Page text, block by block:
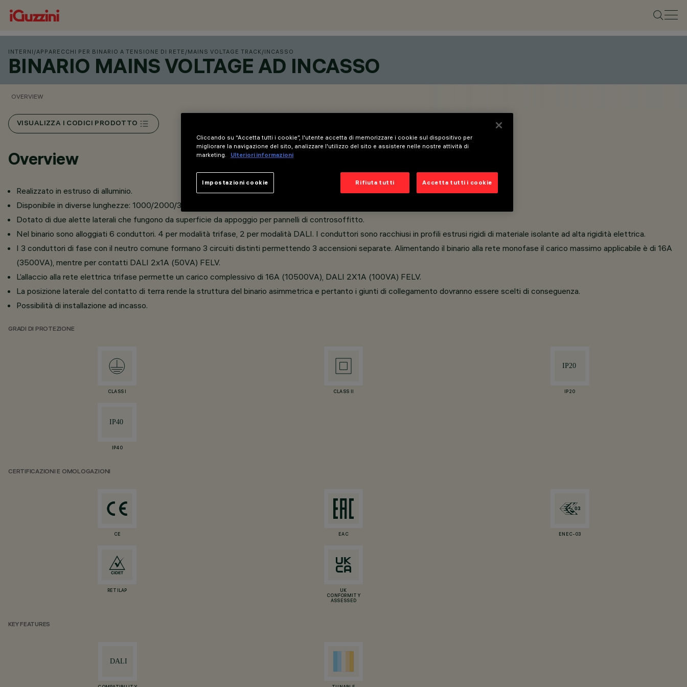
INTERNI /APPARECCHI PER BINARIO A TENSIONE DI RETE /MAINS VOLTAGE TRACK/INCASSO
BINARIO MAINS VOLTAGE AD INCASSO
OVERVIEW
VISUALIZZA I CODICI PRODOTTO
Overview
Realizzato in estruso di alluminio.
Disponibile in diverse lunghezze: 1000/2000/3000/4000 mm.
Dotato di due alette laterali che fungono da superficie da appoggio per pannelli di controsoffitto.
Nel binario sono alloggiati 6 conduttori. 4 per modalità trifase, 2 per modalità DALI. I conduttori sono racchiusi in profili estrusi rigidi di materiale isolante ad alta rigidità elettrica.
I 3 conduttori di fase con il neutro comune formano 3 circuiti distinti permettendo 3 accensioni separate. Alimentando il binario alla rete monofase il carico massimo applicabile è di 16A
(3500VA), mentre per contatti DALI 2x1A (50VA) FELV.
L’allaccio alla rete elettrica trifase permette un carico complessivo di 16A (10500VA), DALI 2X1A (100VA) FELV.
La posizione laterale del contatto di terra rende la struttura del binario asimmetrica e pertanto i giunti di collegamento dovranno essere scelti di conseguenza.
Possibilità di installazione ad incasso.
GRADI DI PROTEZIONE
CLASS I CLASS II IP20
IP40
CERTIFICAZIONI E OMOLOGAZIONI
CE EAC ENEC-03
RETILAP
UK
CONFORMITY
ASSESSED
KEY FEATURES
Cliccando su “Accetta tutti i cookie”, l'utente accetta di memorizzare i cookie sul dispositivo per
migliorare la navigazione del sito, analizzare l'utilizzo del sito e assistere nelle nostre attività di
marketing.
Ulteriori informazioni
Rifiuta tutti Accetta tutti i cookie
Impostazioni cookie